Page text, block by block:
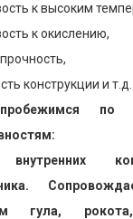
к высоким
к окислению,
конструкции и т.д.
по
гула,